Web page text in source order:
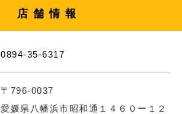
店舗情報
0894-35-6317
〒796-0037
愛媛県八幡浜市昭和通１４６０ー１２